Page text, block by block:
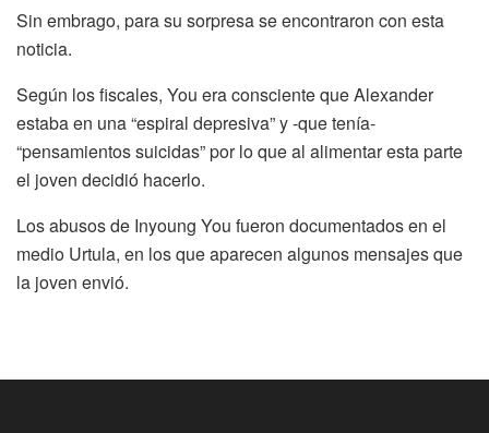
Sin embrago, para su sorpresa se encontraron con esta
noticia.
Según los fiscales, You era consciente que Alexander
estaba en una “espiral depresiva” y -que tenía-
“pensamientos suicidas” por lo que al alimentar esta parte
el joven decidió hacerlo.
Los abusos de Inyoung You fueron documentados en el
medio Urtula, en los que aparecen algunos mensajes que
la joven envió.